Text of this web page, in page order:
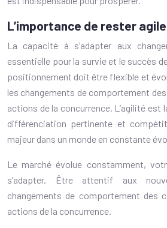
L’importance de rester
La capacité à s’adapter aux
essentielle pour la survie et le succès
positionnement doit être flexible et
les changements de comportement
actions de la concurrence. L’agilité est
différenciation pertinente et
majeur dans un monde en constante
Le marché évolue constamment,
s’adapter. Être attentif aux
changements de comportement des
actions de la concurrence.